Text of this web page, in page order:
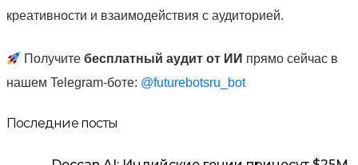
креативности и взаимодействия с аудиторией.
Получитебесплатный аудит от ИИ прямо сейчас в
нашем Telegram-боте: @futurebotsru_bot
Последние посты